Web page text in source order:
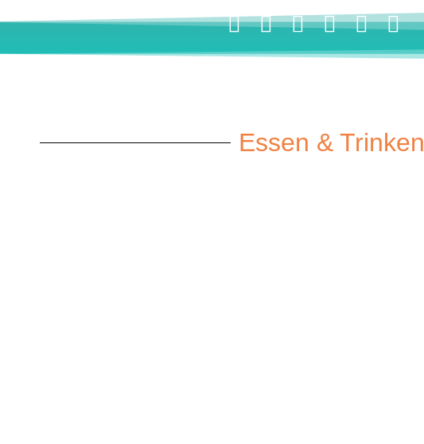
Essen & Trinken